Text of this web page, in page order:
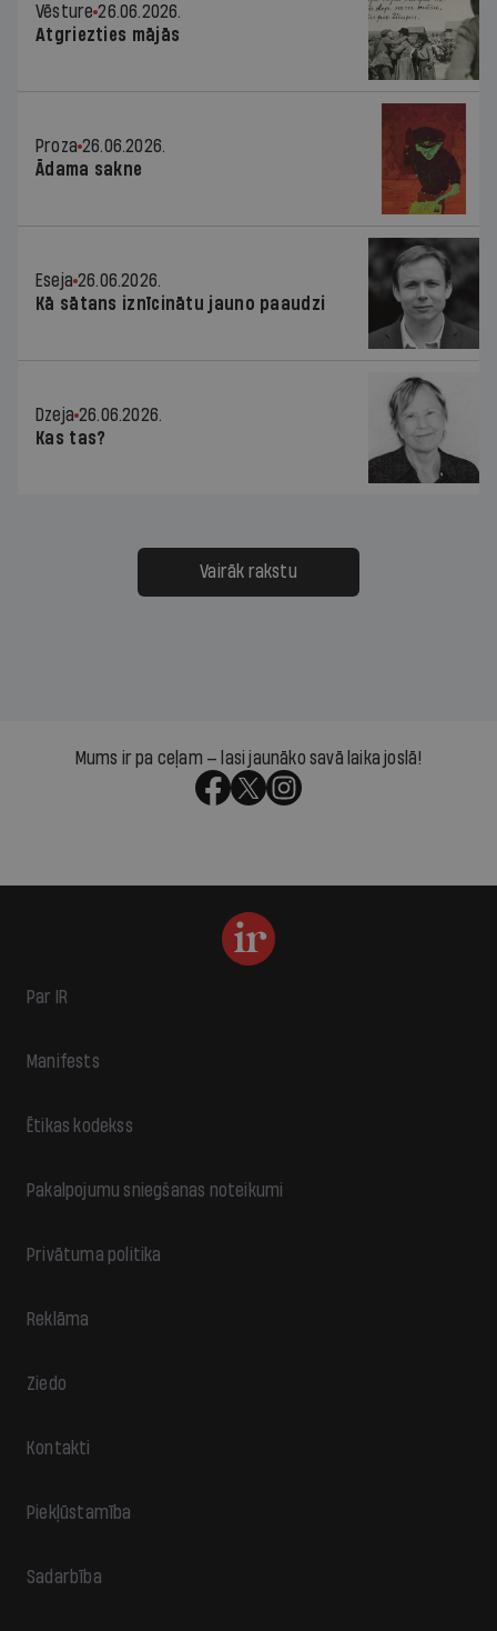
Vēsture 26.06.2026.
Atgriezties mājās
Proza 26.06.2026.
Ādama sakne
Eseja 26.06.2026.
Kā sātans iznīcinātu jauno paaudzi
Dzeja 26.06.2026.
Kas tas?
Vairāk rakstu
Mums ir pa ceļam — lasi jaunāko savā laika joslā!
Par IR
Manifests
Ētikas kodekss
Pakalpojumu sniegšanas noteikumi
Privātuma politika
Reklāma
Ziedo
Kontakti
Piekļūstamība
Sadarbība